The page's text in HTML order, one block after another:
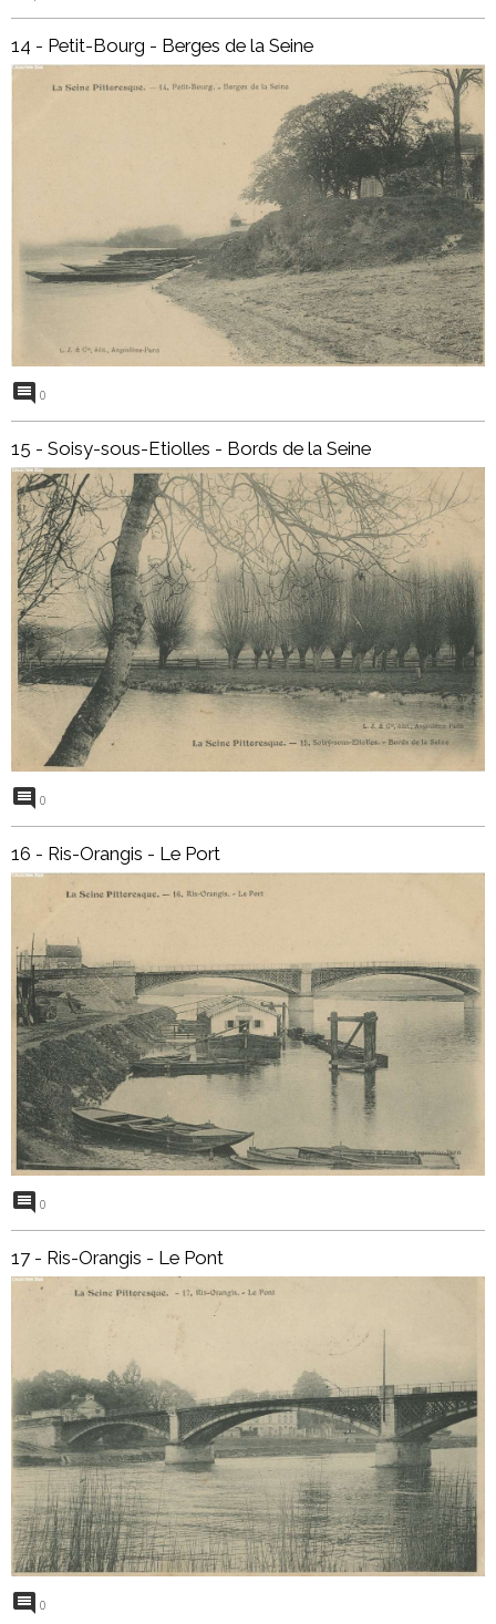
14 - Petit-Bourg - Berges de la Seine
0
15 - Soisy-sous-Etiolles - Bords de la Seine
0
16 - Ris-Orangis - Le Port
0
17 - Ris-Orangis - Le Pont
0